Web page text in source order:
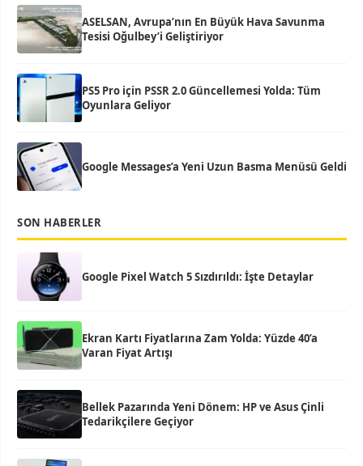
ASELSAN, Avrupa’nın En Büyük Hava Savunma
Tesisi Oğulbey’i Geliştiriyor
PS5 Pro için PSSR 2.0 Güncellemesi Yolda: Tüm
Oyunlara Geliyor
Google Messages’a Yeni Uzun Basma Menüsü Geldi
SON HABERLER
Google Pixel Watch 5 Sızdırıldı: İşte Detaylar
Ekran Kartı Fiyatlarına Zam Yolda: Yüzde 40’a
Varan Fiyat Artışı
Bellek Pazarında Yeni Dönem: HP ve Asus Çinli
Tedarikçilere Geçiyor